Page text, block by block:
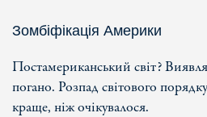
Зомбіфікація Америки
Постамериканський світ?
погано. Розпад світового
краще, ніж очікувалося.